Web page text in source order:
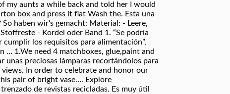
my aunts a while back and told her I would
box and press it flat Wash the. Esta una
haben wir's gemacht: Material: - Leere,
- Kordel oder Band 1. “Se podría
los requisitos para alimentación”,
… 1.We need 4 matchboxes, glue,paint and
unas preciosas lámparas recortándolos para
views. In order to celebrate and honor our
pair of bright vase…. Explore
de revistas recicladas. Es muy útil